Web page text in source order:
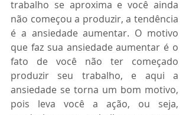
trabalho se aproxima e você ainda
não começou a produzir, a tendência
é a ansiedade aumentar. O motivo
que faz sua ansiedade aumentar é o
fato de você não ter começado
produzir seu trabalho, e aqui a
ansiedade se torna um bom motivo,
pois leva você a ação, ou seja,